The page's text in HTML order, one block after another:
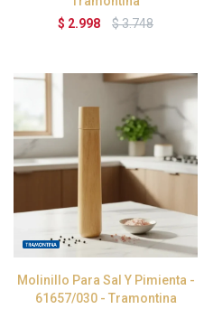
$ 2.998 $3.748
Molinillo Para Sal Y Pimienta -
61657/030 - Tramontina